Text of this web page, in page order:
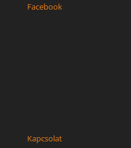
Facebook
Kapcsolat